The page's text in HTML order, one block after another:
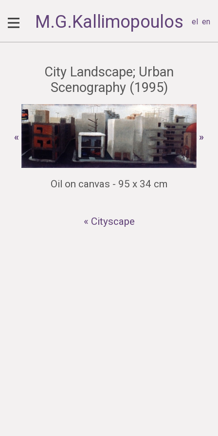
M.G.Kallimopoulos el en
City Landscape; Urban
Scenography (1995)
« »
Oil on canvas - 95 x 34 cm
« Cityscape